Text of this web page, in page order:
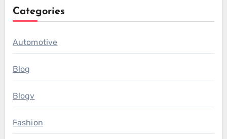
Categories
Automotive
Blog
Blogv
Fashion